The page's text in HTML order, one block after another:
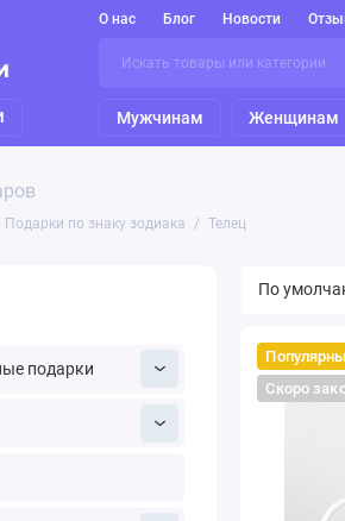
О нас Блог Новости
Мужчинам Женщинам
Подарки по знаку зодиака Телец
подарки
Скоро